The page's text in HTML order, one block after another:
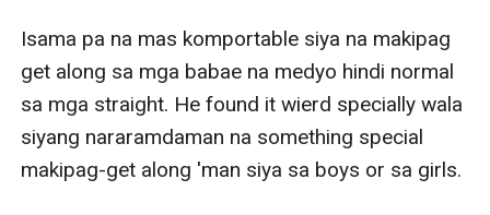
Isama pa na mas komportable siya na makipag
get along sa mga babae na medyo hindi normal
sa mga straight. He found it wierd specially wala
siyang nararamdaman na something special
makipag-get along 'man siya sa boys or sa girls.